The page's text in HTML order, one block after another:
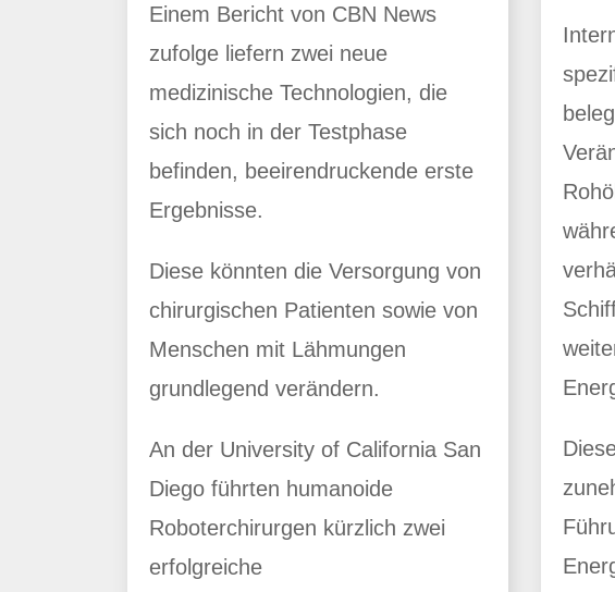
Einem Bericht von CBN News
zufolge liefern zwei neue
medizinische Technologien, die
sich noch in der Testphase
befinden, beeirendruckende erste
Ergebnisse.
Diese könnten die Versorgung von
chirurgischen Patienten sowie von
Menschen mit Lähmungen
grundlegend verändern.
An der University of California San
Diego führten humanoide
Roboterchirurgen kürzlich zwei
erfolgreiche